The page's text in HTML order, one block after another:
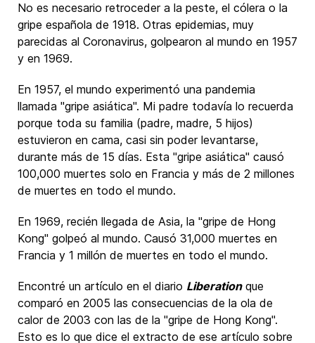
No es necesario retroceder a la peste, el cólera o la
gripe española de 1918. Otras epidemias, muy
parecidas al Coronavirus, golpearon al mundo en 1957
y en 1969.
En 1957, el mundo experimentó una pandemia
llamada "gripe asiática". Mi padre todavía lo recuerda
porque toda su familia (padre, madre, 5 hijos)
estuvieron en cama, casi sin poder levantarse,
durante más de 15 días. Esta "gripe asiática" causó
100,000 muertes solo en Francia y más de 2 millones
de muertes en todo el mundo.
En 1969, recién llegada de Asia, la "gripe de Hong
Kong" golpeó al mundo. Causó 31,000 muertes en
Francia y 1 millón de muertes en todo el mundo.
Encontré un artículo en el diario Liberationque
comparó en 2005 las consecuencias de la ola de
calor de 2003 con las de la "gripe de Hong Kong".
Esto es lo que dice el extracto de ese artículo sobre